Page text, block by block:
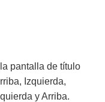
pantalla de título
Izquierda,
y Arriba.